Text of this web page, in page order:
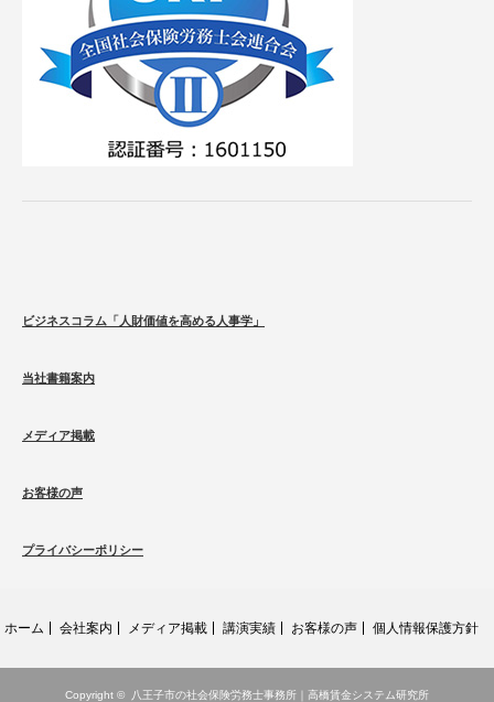
ビジネスコラム「人財価値を高める人事学」
当社書籍案内
メディア掲載
お客様の声
プライバシーポリシー
ホーム 会社案内 メディア掲載 講演実績 お客様の声 個人情報保護方針
Copyright © 八王子市の社会保険労務士事務所｜高橋賃金システム研究所